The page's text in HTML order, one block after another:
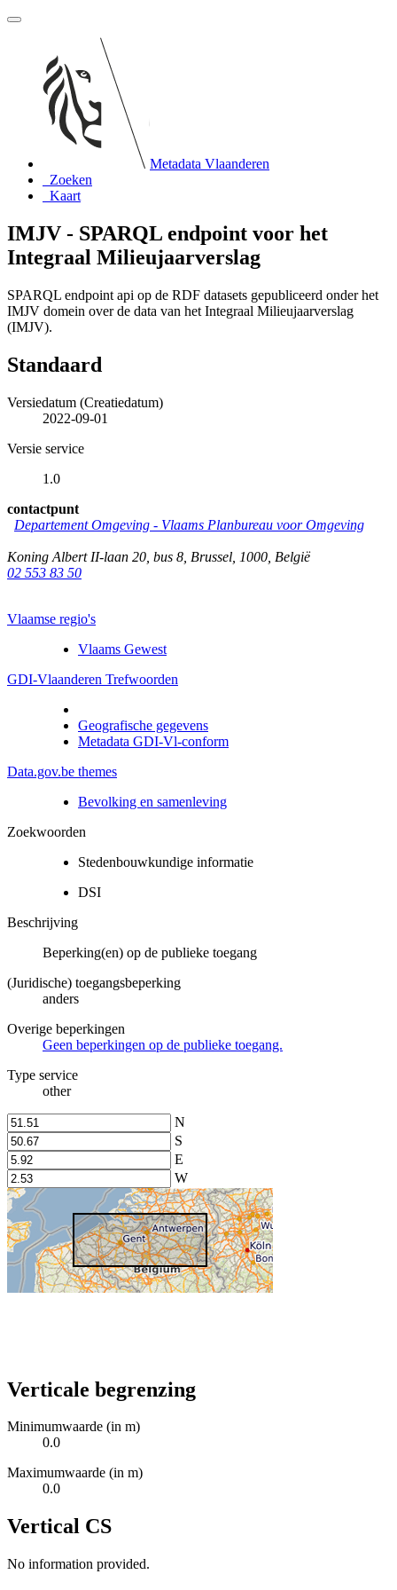
Metadata Vlaanderen
Zoeken
Kaart
IMJV - SPARQL endpoint voor het
Integraal Milieujaarverslag
SPARQL endpoint api op de RDF datasets gepubliceerd onder het
IMJV domein over de data van het Integraal Milieujaarverslag
(IMJV).
Standaard
Versiedatum (Creatiedatum)
2022-09-01
Versie service
1.0
contactpunt
Departement Omgeving - Vlaams Planbureau voor Omgeving
Koning Albert II-laan 20, bus 8 Brussel 1000 België
02 553 83 50
Vlaamse regio's
Vlaams Gewest
GDI-Vlaanderen Trefwoorden
Geografische gegevens
Metadata GDI-Vl-conform
Data.gov.be themes
Bevolking en samenleving
Zoekwoorden
Stedenbouwkundige informatie
DSI
Beschrijving
Beperking(en) op de publieke toegang
(Juridische) toegangsbeperking
anders
Overige beperkingen
Geen beperkingen op de publieke toegang.
Type service
other
N
S
E
W
Verticale begrenzing
Minimumwaarde (in m)
0.0
Maximumwaarde (in m)
0.0
Vertical CS
No information provided.